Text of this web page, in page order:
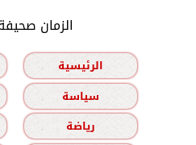
الزمان
الرئيسية
سياسة
رياضة